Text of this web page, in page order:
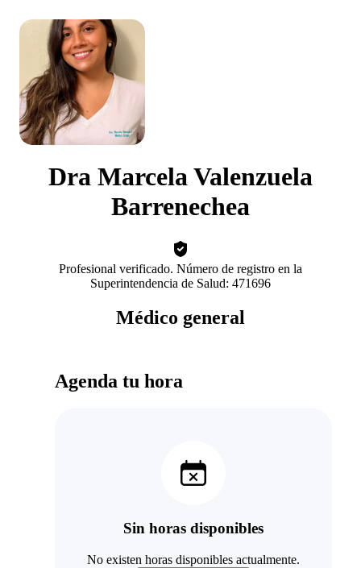
Dra Marcela Valenzuela
Barrenechea
Profesional verificado. Número de registro en la
Superintendencia de Salud: 471696
Médico general
Agenda tu hora
Sin horas disponibles
No existen horas disponibles actualmente.